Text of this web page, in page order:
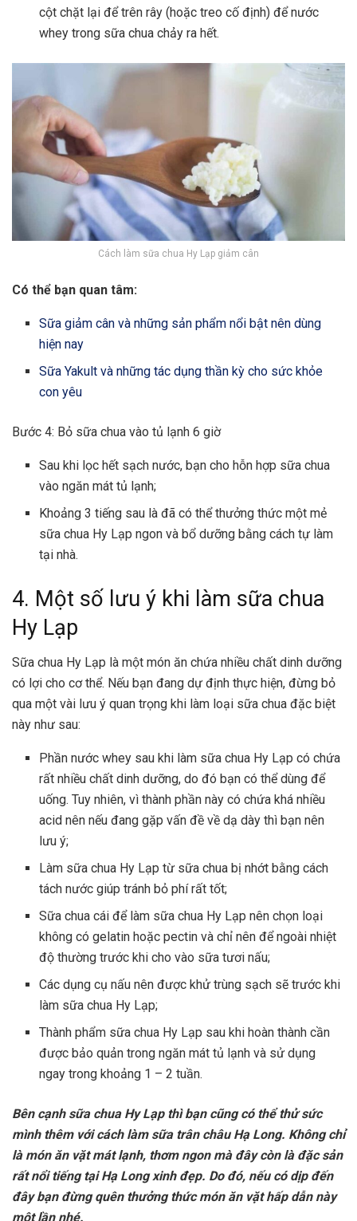
cột chặt lại để trên rây (hoặc treo cố định) để nước
whey trong sữa chua chảy ra hết.
Cách làm sữa chua Hy Lạp giảm cân
Có thể bạn quan tâm:
Sữa giảm cân và những sản phẩm nổi bật nên dùng
hiện nay
Sữa Yakult và những tác dụng thần kỳ cho sức khỏe
con yêu
Bước 4: Bỏ sữa chua vào tủ lạnh 6 giờ
Sau khi lọc hết sạch nước, bạn cho hỗn hợp sữa chua
vào ngăn mát tủ lạnh;
Khoảng 3 tiếng sau là đã có thể thưởng thức một mẻ
sữa chua Hy Lạp ngon và bổ dưỡng bằng cách tự làm
tại nhà.
4. Một số lưu ý khi làm sữa chua
Hy Lạp
Sữa chua Hy Lạp là một món ăn chứa nhiều chất dinh dưỡng
có lợi cho cơ thể. Nếu bạn đang dự định thực hiện, đừng bỏ
qua một vài lưu ý quan trọng khi làm loại sữa chua đặc biệt
này như sau:
Phần nước whey sau khi làm sữa chua Hy Lạp có chứa
rất nhiều chất dinh dưỡng, do đó bạn có thể dùng để
uống. Tuy nhiên, vì thành phần này có chứa khá nhiều
acid nên nếu đang gặp vấn đề về dạ dày thì bạn nên
lưu ý;
Làm sữa chua Hy Lạp từ sữa chua bị nhớt bằng cách
tách nước giúp tránh bỏ phí rất tốt;
Sữa chua cái để làm sữa chua Hy Lạp nên chọn loại
không có gelatin hoặc pectin và chỉ nên để ngoài nhiệt
độ thường trước khi cho vào sữa tươi nấu;
Các dụng cụ nấu nên được khử trùng sạch sẽ trước khi
làm sữa chua Hy Lạp;
Thành phẩm sữa chua Hy Lạp sau khi hoàn thành cần
được bảo quản trong ngăn mát tủ lạnh và sử dụng
ngay trong khoảng 1 – 2 tuần.
Bên cạnh sữa chua Hy Lạp thì bạn cũng có thể thử sức
mình thêm với cách làm sữa trân châu Hạ Long. Không chỉ
là món ăn vặt mát lạnh, thơm ngon mà đây còn là đặc sản
rất nổi tiếng tại Hạ Long xinh đẹp. Do đó, nếu có dịp đến
đây bạn đừng quên thưởng thức món ăn vặt hấp dẫn này
một lần nhé.